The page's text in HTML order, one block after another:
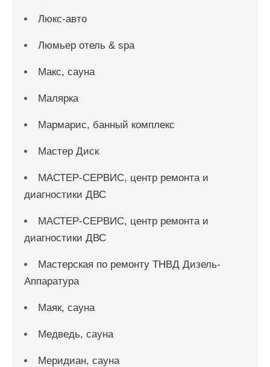
Люкс-авто
Люмьер отель & spa
Макс, сауна
Малярка
Мармарис, банный комплекс
Мастер Диск
МАСТЕР-СЕРВИС, центр ремонта и
диагностики ДВС
МАСТЕР-СЕРВИС, центр ремонта и
диагностики ДВС
Мастерская по ремонту ТНВД Дизель-
Аппаратура
Маяк, сауна
Медведь, сауна
Меридиан, сауна